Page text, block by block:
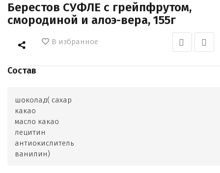
Берестов СУФЛЕ с грейпфрутом,
смородиной и алоэ-вера, 155г
В избранное
Состав
шоколад( сахар
какао
масло какао
лецитин
антиокислитель
ванилин)